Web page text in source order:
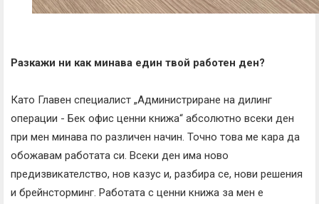
Разкажи ни как минава един твой работен ден?
Като Главен специалист „Администриране на дилинг
операции - Бек офис ценни книжа“ абсолютно всеки ден
при мен минава по различен начин. Точно това ме кара да
обожавам работата си. Всеки ден има ново
предизвикателство, нов казус и, разбира се, нови решения
и брейнсторминг. Работата с ценни книжа за мен е